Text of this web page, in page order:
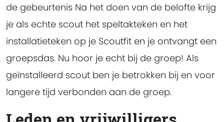
de gebeurtenis Na het doen van de belofte krijg
je als echte scout het speltakteken en het
installatieteken op je Scoutfit en je ontvangt een
groepsdas. Nu hoor je echt bij de groep! Als
geïnstalleerd scout ben je betrokken bij en voor
langere tijd verbonden aan de groep.